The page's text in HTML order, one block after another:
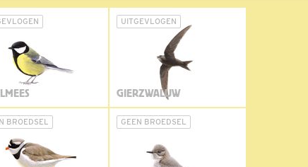
UITGEVLOGEN
GIERZWALUW
BROEDSEL GEEN BROEDSEL